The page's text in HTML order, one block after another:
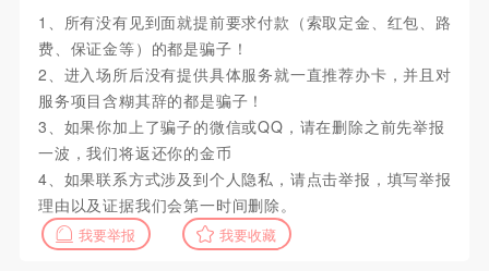
1、所有没有见到面就提前要求付款（索取定金、红包、路
费、保证金等）的都是骗子！
2、进入场所后没有提供具体服务就一直推荐办卡，并且对
服务项目含糊其辞的都是骗子！
3、如果你加上了骗子的微信或QQ，请在删除之前先举报
一波，我们将返还你的金币
4、如果联系方式涉及到个人隐私，请点击举报，填写举报
理由以及证据我们会第一时间删除。
我要举报 我要收藏